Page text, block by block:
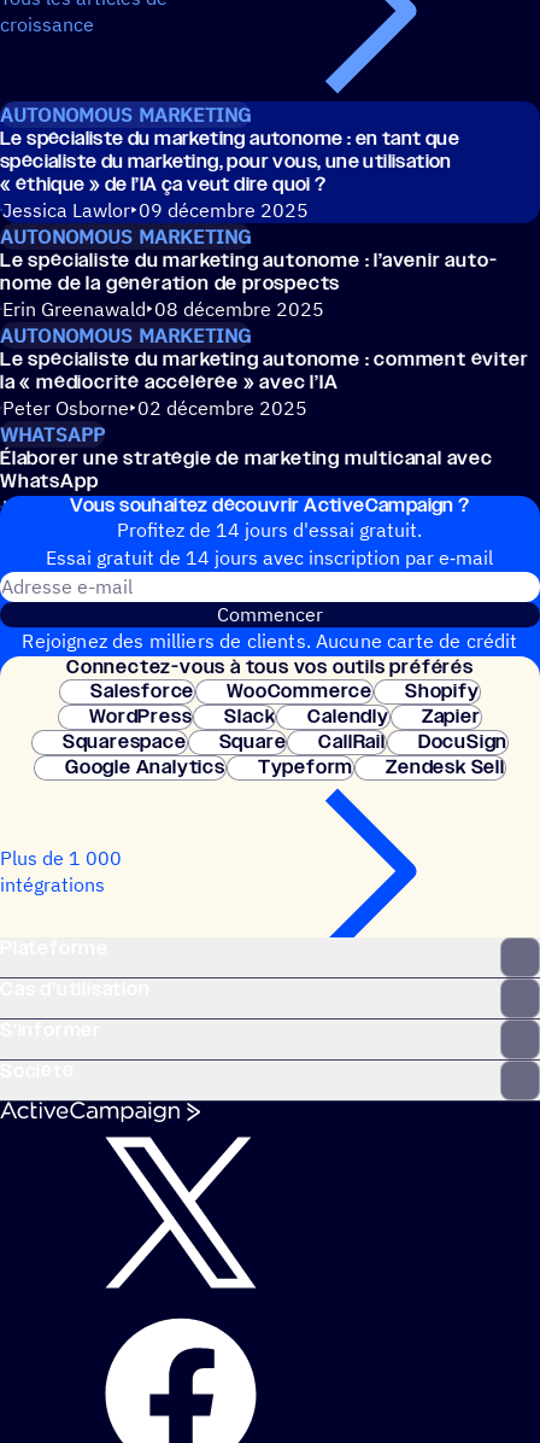
croissance
AUTONOMOUS MARKETING
Le spécia­liste du marke­ting auto­nome : en tant que
spécia­liste du marke­ting, pour vous, une utili­sa­tion
« éthique » de l’IA ça veut dire quoi ?
Jessica Lawlor 09 décembre 2025
AUTONOMOUS MARKETING
Le spécia­liste du marke­ting auto­nome : l’avenir auto­
nome de la géné­ra­tion de prospects
Erin Greenawald 08 décembre 2025
AUTONOMOUS MARKETING
Le spécia­liste du marke­ting auto­nome : comment éviter
la « médio­crité accé­lé­rée » avec l’IA
Peter Osborne 02 décembre 2025
WHATSAPP
Élabo­rer une stra­té­gie de marke­ting multi­ca­nal avec
WhatsApp
Katherine Kim 30 juin 2025
Vous souhai­tez découvrir ActiveCampaign ?
Profitez de 14 jours d'essai gratuit.
Essai gratuit de 14 jours avec inscrip­tion par e‑mail
Commencer
Rejoignez des milliers de clients. Aucune carte de crédit
nécessaire. Configuration instantanée.
Connec­tez-vous à tous vos outils préférés
Salesforce
WooCommerce
Shopify
WordPress
Slack Calendly
Zapier
Squarespace
Square CallRail
DocuSign
Google Analytics
Typeform Zendesk Sell
Plus de 1 000
intégrations